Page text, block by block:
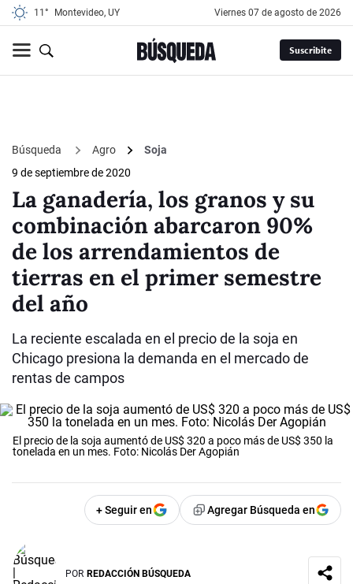
11° Montevideo, UY viernes 07 de agosto de 2026
Suscribite
Búsqueda Agro
Soja
9 de septiembre de 2020
La ganadería, los granos y su
combinación abarcaron 90%
de los arrendamientos de
tierras en el primer semestre
del año
La reciente escalada en el precio de la soja en
Chicago presiona la demanda en el mercado de
rentas de campos
El precio de la soja aumentó de US$ 320 a poco más de US$ 350 la
tonelada en un mes. Foto: Nicolás Der Agopián
+ Seguir en Agregar Búsqueda en
POR REDACCIÓN BÚSQUEDA